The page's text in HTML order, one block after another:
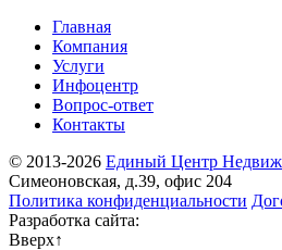
Главная
Компания
Услуги
Инфоцентр
Вопрос-ответ
Контакты
© 2013-2026 Единый Центр
Симеоновская, д.39, офис 204
Политика конфиденциальности
Разработка сайта:
Вверх↑